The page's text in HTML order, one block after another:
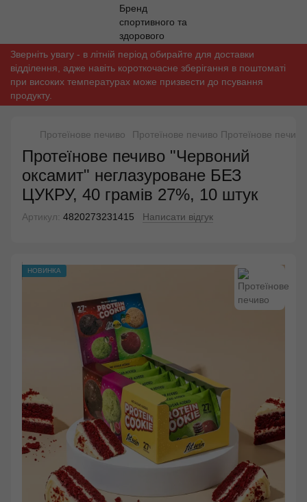
Зверніть увагу - в літній період обирайте для доставки
відділення, адже навіть короткочасне зберігання в поштоматі
при високих температурах може призвести до псування
продукту.
Протеїнове печиво Протеїнове печиво Протеїнове печиво
Протеїнове печиво "Червоний
оксамит" неглазуроване БЕЗ
ЦУКРУ, 40 грамів 27%, 10 штук
Артикул: 4820273231415 Написати відгук
НОВИНКА